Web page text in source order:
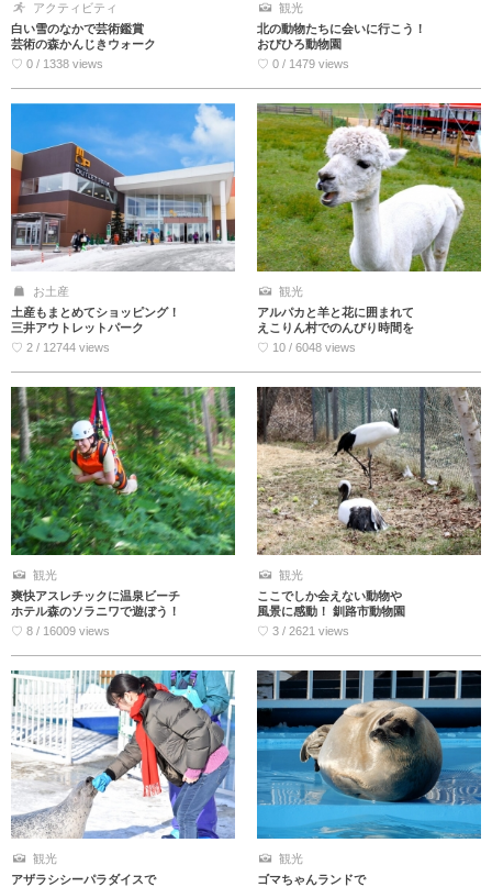
アクティビティ
白い雪のなかで芸術鑑賞
芸術の森かんじきウォーク
♡ 0 / 1338 views
観光
北の動物たちに会いに行こう！
おびひろ動物園
♡ 0 / 1479 views
お土産
土産もまとめてショッピング！
三井アウトレットパーク
♡ 2 / 12744 views
観光
アルパカと羊と花に囲まれて
えこりん村でのんびり時間を
♡ 10 / 6048 views
観光
爽快アスレチックに温泉ビーチ
ホテル森のソラニワで遊ぼう！
♡ 8 / 16009 views
観光
ここでしか会えない動物や
風景に感動！ 釧路市動物園
♡ 3 / 2621 views
観光
アザラシシーパラダイスで
観光
ゴマちゃんランドで